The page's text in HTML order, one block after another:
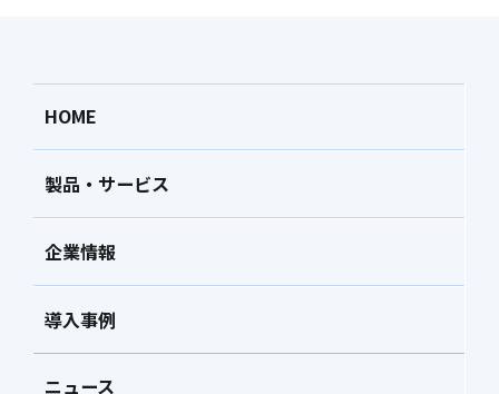
HOME
製品・サービス
企業情報
導入事例
ニュース